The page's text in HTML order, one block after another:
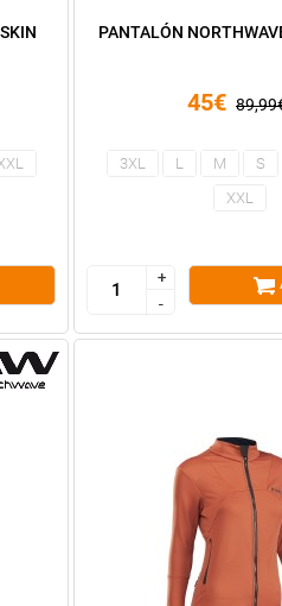
PANTALÓN
45€
3XL L M S
XXL
+
-
+
-